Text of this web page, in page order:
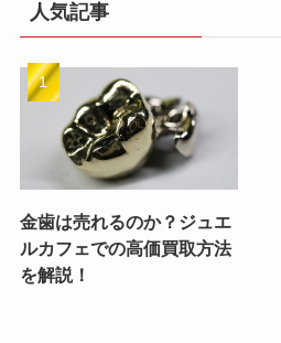
人気記事
金歯は売れるのか？ジュエ
ルカフェでの高価買取方法
を解説！